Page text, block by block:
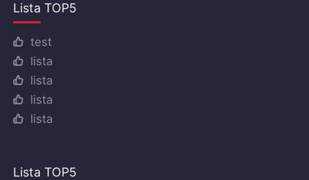
Lista TOP5
test
lista
lista
lista
lista
Lista TOP5